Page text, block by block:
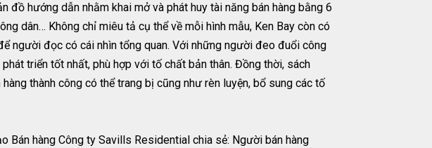
đồ hướng dẫn nhằm khai mở và phát huy tài năng bán hàng bằng 6
dân… Không chỉ miêu tả cụ thể về mỗi hình mẫu, Ken Bay còn có
người đọc có cái nhìn tổng quan. Với những người đeo đuổi công
triển tốt nhất, phù hợp với tố chất bản thân. Đồng thời, sách
thành công có thể trang bị cũng như rèn luyện, bổ sung các tố
Bán hàng Công ty Savills Residential chia sẻ: Người bán hàng